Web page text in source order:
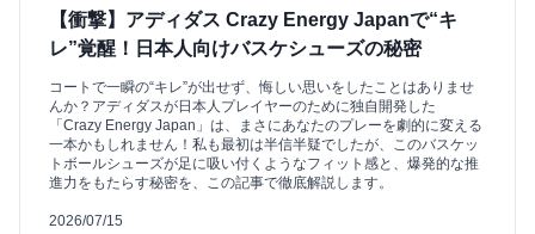
【衝撃】アディダス Crazy Energy Japanで“キ
レ”覚醒！日本人向けバスケシューズの秘密
コートで一瞬の“キレ”が出せず、悔しい思いをしたことはありませ
んか？アディダスが日本人プレイヤーのために独自開発した
「Crazy Energy Japan」は、まさにあなたのプレーを劇的に変える
一本かもしれません！私も最初は半信半疑でしたが、このバスケッ
トボールシューズが足に吸い付くようなフィット感と、爆発的な推
進力をもたらす秘密を、この記事で徹底解説します。
2026/07/15